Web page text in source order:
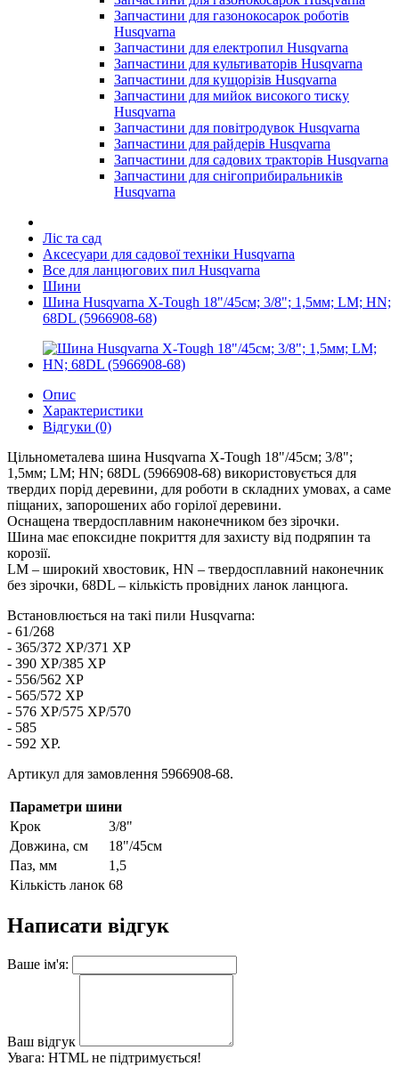
Запчастини для газонокосарок роботів
Husqvarna
Запчастини для електропил Husqvarna
Запчастини для культиваторів Husqvarna
Запчастини для кущорізів Husqvarna
Запчастини для мийок високого тиску
Husqvarna
Запчастини для повітродувок Husqvarna
Запчастини для райдерів Husqvarna
Запчастини для садових тракторів Husqvarna
Запчастини для снігоприбиральників
Husqvarna
Ліс та сад
Аксесуари для садової техніки Husqvarna
Все для ланцюгових пил Husqvarna
Шини
Шина Husqvarna X-Tough 18"/45см; 3/8"; 1,5мм; LM; HN;
68DL (5966908-68)
Опис
Характеристики
Відгуки (0)
Цільнометалева шина Husqvarna X-Tough 18"/45см; 3/8";
1,5мм; LM; HN; 68DL (5966908-68) використовується для
твердих порід деревини, для роботи в складних умовах, а саме
піщаних, запорошених або горілої деревини.
Оснащена твердосплавним наконечником без зірочки.
Шина має епоксидне покриття для захисту від подряпин та
корозії.
LM – широкий хвостовик, HN – твердосплавний наконечник
без зірочки, 68DL – кількість провідних ланок ланцюга.
Встановлюється на такі пили Husqvarna:
- 61/268
- 365/372 ХР/371 XP
- 390 XP/385 XP
- 556/562 ХР
- 565/572 ХР
- 576 ХР/575 XP/570
- 585
- 592 XP.
Артикул для замовлення 5966908-68.
Параметри шини
Крок
3/8"
Довжина, см
18"/45см
Паз, мм
1,5
Кількість ланок 68
Написати відгук
Ваше ім'я:
Ваш відгук
Увага: HTML не підтримується!